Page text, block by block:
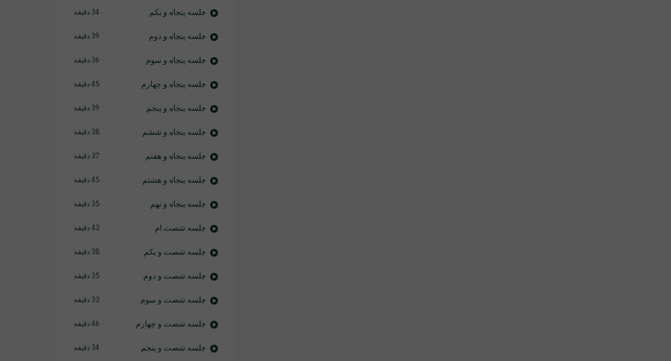
جلسه پنجاه و یکم 34 دقیقه
جلسه پنجاه و دوم 39 دقیقه
جلسه پنجاه و سوم 36 دقیقه
جلسه پنجاه و چهارم 45 دقیقه
جلسه پنجاه و پنجم 39 دقیقه
جلسه پنجاه و ششم 38 دقیقه
جلسه پنجاه و هفتم 37 دقیقه
جلسه پنجاه و هشتم 45 دقیقه
جلسه پنجاه و نهم 35 دقیقه
جلسه شصت ام 43 دقیقه
جلسه شصت و یکم 38 دقیقه
جلسه شصت و دوم 35 دقیقه
جلسه شصت و سوم 33 دقیقه
جلسه شصت و چهارم 46 دقیقه
جلسه شصت و پنجم 34 دقیقه